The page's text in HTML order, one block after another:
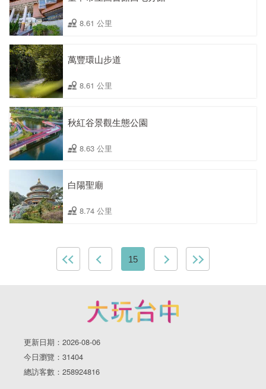
8.61 公里
萬豐環山步道
8.61 公里
秋紅谷景觀生態公園
8.63 公里
白陽聖廟
8.74 公里
15
更新日期：2026-08-06
今日瀏覽：31404
總訪客數：258924816